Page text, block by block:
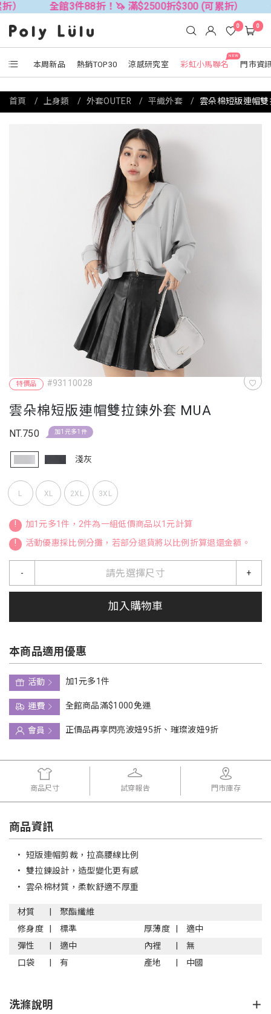
全館3件88折！🦄 滿$2500折$300 (可累折） 全館3件
本周新品 熱銷TOP30 涼感研究室
NEW
彩虹小馬聯名 門市資
0 0
特價品 #93110028
雲朵棉短版連帽雙拉鍊外套 MUA
NT.750 加1元多1件
淺灰
L XL 2XL 3XL
!
加1元多1件，2件為一組低價商品以1元計算
!
活動優惠採比例分攤，若部分退貨將以比例折算退還金額。
請先選擇尺寸
- +
加入購物車
本商品適用優惠
活動
加1元多1件
運費
全館商品滿$1000免運
會員
正價品再享閃亮波妞95折、璀璨波妞9折
商品尺寸 試穿報告 門市庫存
商品資訊
• 短版連帽剪裁，拉高腰線比例
• 雙拉鍊設計，造型變化更有感
• 雲朵棉材質，柔軟舒適不厚重
材質
聚酯纖維
修身度
標準 厚薄度
適中
彈性
適中 內裡
無
口袋
有 產地 中國
洗滌說明
首頁 上身類 外套OUTER 平織外套 雲朵棉短版連帽